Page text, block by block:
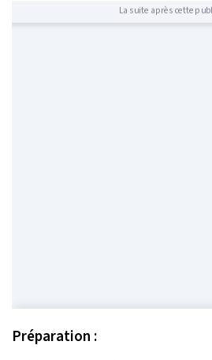
La suite après cette
Préparation :